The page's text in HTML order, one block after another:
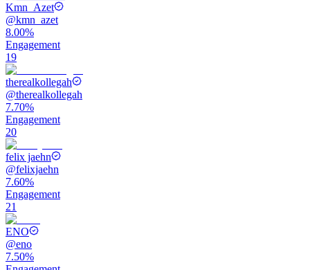
Kmn_Azet
@kmn_azet
8.00%
Engagement
19
therealkollegah
@therealkollegah
7.70%
Engagement
20
felix jaehn
@felixjaehn
7.60%
Engagement
21
ENO
@eno
7.50%